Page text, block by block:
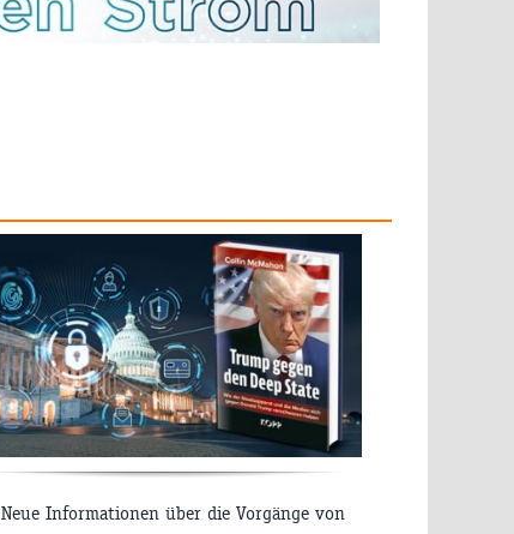
Neue Informationen über die Vorgänge von